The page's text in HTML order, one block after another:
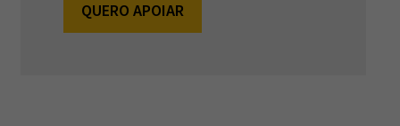
QUERO APOIAR